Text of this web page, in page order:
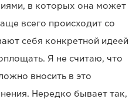
в которых она может
всего происходит со
себя конкретной идеей
Я не считаю, что
вносить в это
Нередко бывает так,